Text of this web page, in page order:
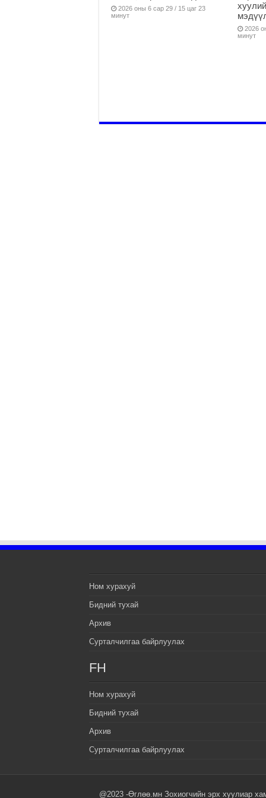
2026 оны 6 сар 29 / 15 цаг 23
минут
2026
минут
Ном хурахуй
Бидний тухай
Архив
Сурталчилгаа байрлуулах
FH
Ном хурахуй
Бидний тухай
Архив
Сурталчилгаа байрлуулах
@2023 -Өглөө.мн Зохиогчийн эрх хуулиар